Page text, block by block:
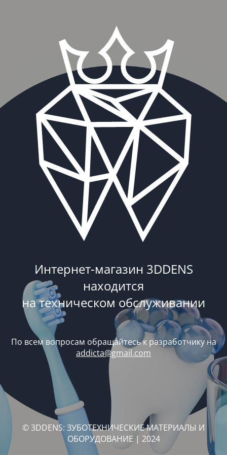
Интернет-магазин 3DDENS
находится
на техническом обслуживании
По всем вопросам обращайтесь к разработчику на
addicta@gmail.com
© 3DDENS: ЗУБОТЕХНИЧЕСКИЕ МАТЕРИАЛЫ И
ОБОРУДОВАНИЕ | 2024